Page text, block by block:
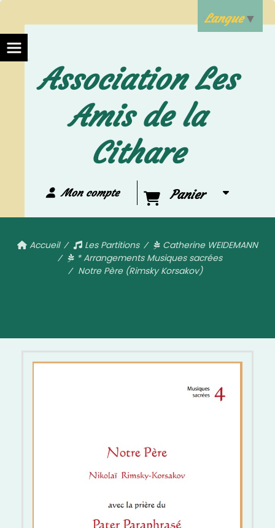
Association Les
Amis de la
Cithare
Mon compte Panier
Accueil Les Partitions
Catherine WEIDEMANN
* Arrangements Musiques sacrées
Notre Père (Rimsky Korsakov)
Langue▼